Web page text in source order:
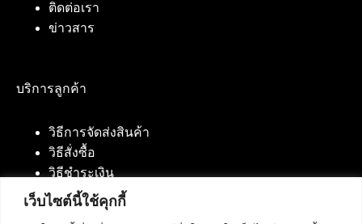
เว็บไซต์นี้ใช้คุกกี้
ติดต่อเรา
ข่าวสาร
บริการลูกค้า
วิธีการจัดส่งสินค้า
วิธีสั่งซื้อ
วิธีชำระเงิน